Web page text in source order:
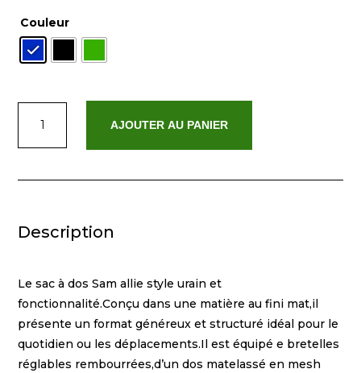
Couleur
Sam
AJOUTER AU PANIER
Description
Le sac à dos Sam allie style urain et
fonctionnalité.Conçu dans une matière au fini mat,il
présente un format généreux et structuré idéal pour le
quotidien ou les déplacements.Il est équipé e bretelles
réglables rembourrées,d’un dos matelassé en mesh